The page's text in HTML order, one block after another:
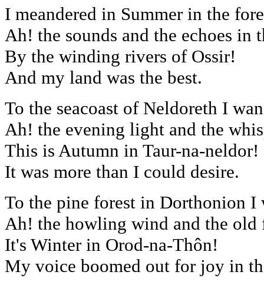
I meandered in Summer in the
Ah! the sounds and the echoes in
By the winding rivers of Ossir!
And my land was the best.
To the seacoast of Neldoreth I
Ah! the evening light and the
This is Autumn in Taur-na-neldor!
It was more than I could desire.
To the pine forest in Dorthonion I
Ah! the howling wind and the old
It's Winter in Orod-na-Thôn!
My voice boomed out for joy in